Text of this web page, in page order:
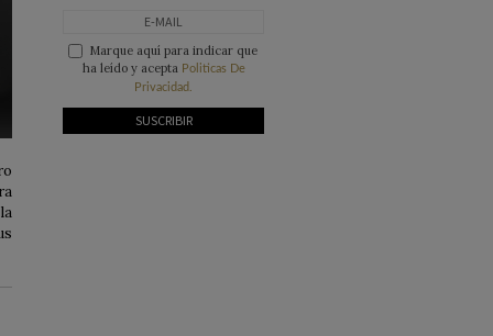
Marque aquí para indicar que
ha leído y acepta Politicas De
Privacidad.